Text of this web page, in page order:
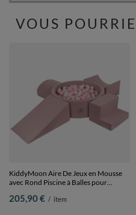
VOUS
KiddyMoon Aire De Jeux en Mousse
avec Rond Piscine à Balles pour
poudré/perle, Piscine (200 Balles) +
205,90 € / item